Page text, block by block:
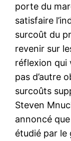
porte du
satisfaire
surcoût du
revenir sur
réflexion qui
pas d’autre
surcoûts
Steven
annoncé
étudié par le